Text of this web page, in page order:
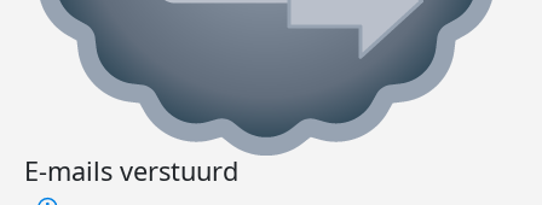
E-mails verstuurd